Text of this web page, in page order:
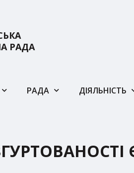
РАДА
РАДА ДІЯЛЬНІСТЬ